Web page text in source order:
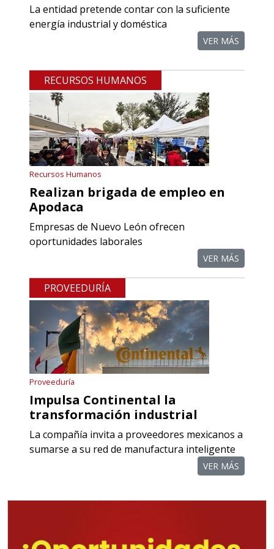
Requiere:
REFACCIONES PARA
Especificaciones:
Requisitos: Otorgar condiciones de
crédito acordes a las políticas del
grupo, contar con instalaciones
cercanas a la región y otorgar
referencias comerciales.
Aplicar al Requerimiento
Empresa en Querétaro
COMPONENTES PARA
RECTIFICADORAS
Especificaciones:
Requisitos: Otorgar condiciones de
crédito acordes a las políticas del
grupo, contar con instalaciones
cercanas a la región y otorgar
referencias comerciales.
Aplicar al Requerimiento
Especificaciones:
La entidad pretende contar con la suficiente
energía industrial y doméstica
VER MÁS
RECURSOS HUMANOS
Recursos Humanos
Realizan brigada de empleo en
Apodaca
Empresas de Nuevo León ofrecen
oportunidades laborales
VER MÁS
PROVEEDURÍA
Proveeduría
Impulsa Continental la
transformación industrial
La compañía invita a proveedores mexicanos a
sumarse a su red de manufactura inteligente
VER MÁS